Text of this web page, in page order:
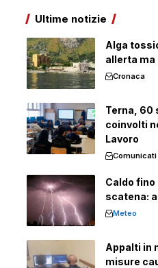
Ultime notizie
Alga
allerta ma
Cronaca
Terna, 60
coinvolti
Lavoro
Caldo fino
scatena:
Meteo
Appalti in
misure